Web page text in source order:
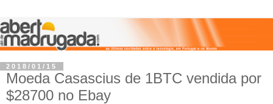
2018/01/15
Moeda Casascius de 1BTC vendida por
$28700 no Ebay